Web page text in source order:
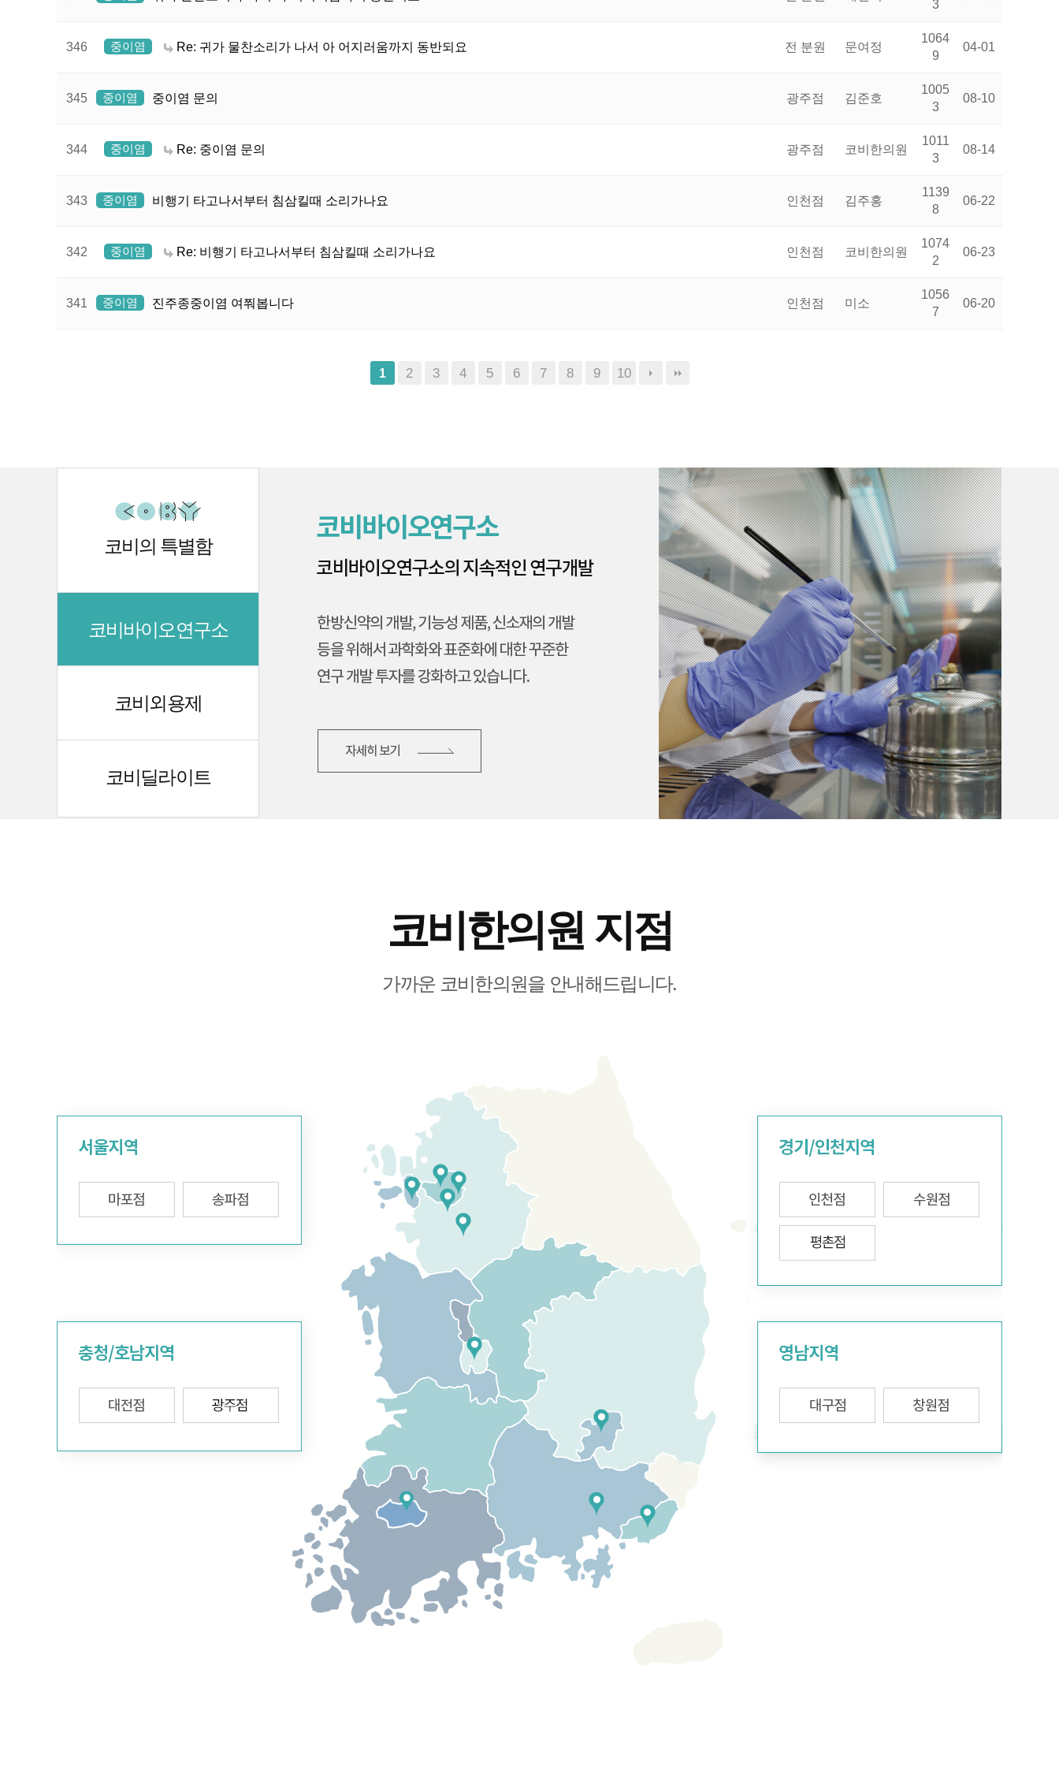
3
346 중이염 Re: 귀가 물찬소리가 나서 아 어지러움까지 동반되요 전 분원 문여정
1064
9
04-01
345 중이염 중이염 문의 광주점 김준호
1005
3
08-10
344 중이염 Re: 중이염 문의 광주점 코비한의원
1011
3
08-14
343 중이염 비행기 타고나서부터 침삼킬때 소리가나요 인천점 김주홍
1139
8
06-22
342 중이염 Re: 비행기 타고나서부터 침삼킬때 소리가나요 인천점 코비한의원
1074
2
06-23
341 중이염 진주종중이염 여쭤봅니다 인천점 미소
1056
7
06-20
1 2 3 4 5 6 7 8 9 10
코비의 특별함
코비바이오연구소
코비외용제
코비딜라이트
코비한의원 지점
가까운 코비한의원을 안내해드립니다.